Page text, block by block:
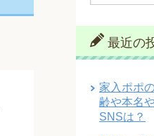
最近の
家入ポポ
齢や本名
SNSは？